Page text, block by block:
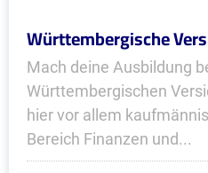
Württembergische
Mach deine Ausbildung
Württembergischen
hier vor allem
Bereich Finanzen und...